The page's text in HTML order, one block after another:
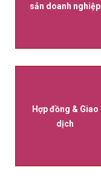
sản doanh nghiệp
Hợp đồng & Giao
dịch